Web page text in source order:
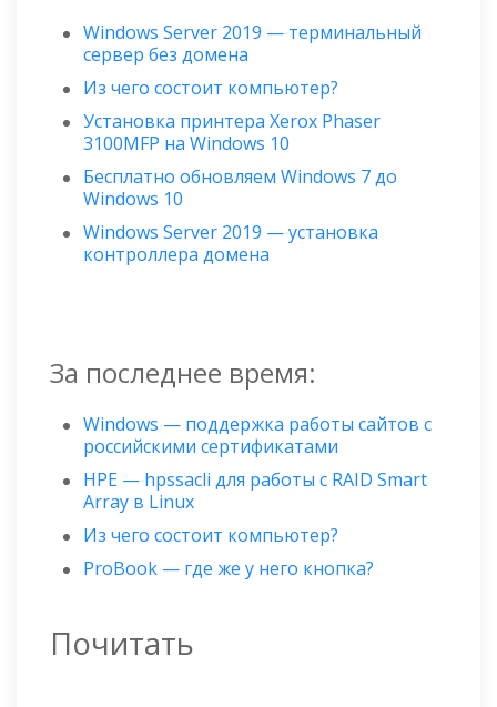
Windows Server 2019 — терминальный
сервер без домена
Из чего состоит компьютер?
Установка принтера Xerox Phaser
3100MFP на Windows 10
Бесплатно обновляем Windows 7 до
Windows 10
Windows Server 2019 — установка
контроллера домена
За последнее время:
Windows — поддержка работы сайтов с
российскими сертификатами
HPE — hpssacli для работы с RAID Smart
Array в Linux
Из чего состоит компьютер?
ProBook — где же у него кнопка?
Почитать